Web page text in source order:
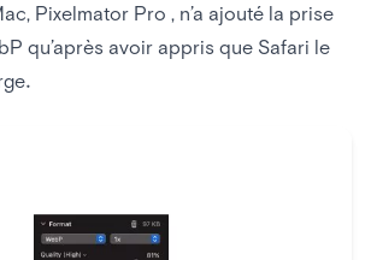
Pixelmator Pro , n’a ajouté la prise
qu’après avoir appris que Safari le